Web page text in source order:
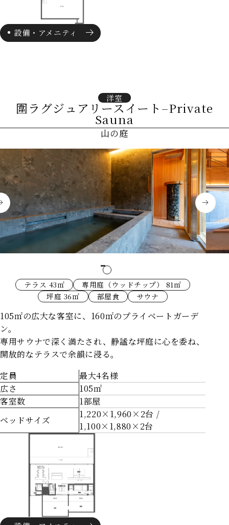
設備・アメニティ
洋室
圍ラグジュアリースイート–Private
Sauna
山の庭
テラス 43㎡
専用庭（ウッドチップ） 81㎡
坪庭 36㎡
部屋食 サウナ
105㎡の広大な客室に、160㎡のプライベートガーデ
ン。
専用サウナで深く満たされ、静謐な坪庭に心を委ね、
開放的なテラスで余韻に浸る。
定員
最大4名様
広さ
105㎡
客室数
1部屋
ベッドサイズ
1,220×1,960×2台 /
1,100×1,880×2台
レストラン
愛犬と一緒
温泉
館内施設
アクセス
Q&A
ニュース＆トピックス
お問い合わせ
カレンダー予約